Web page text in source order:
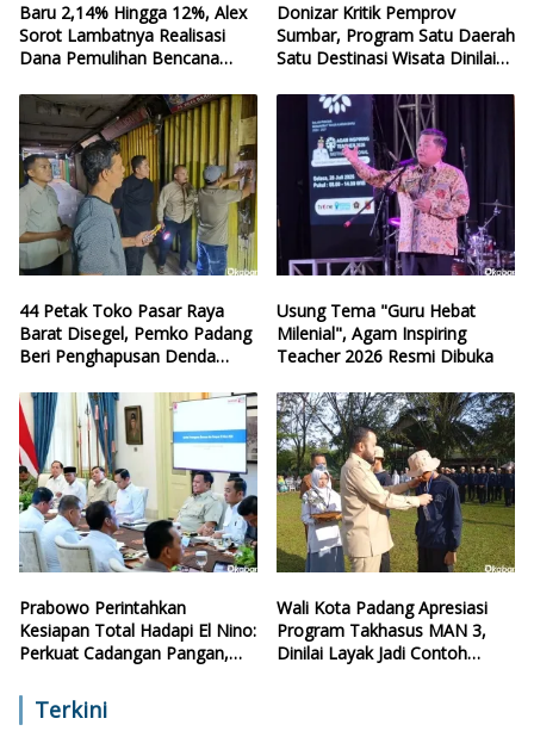
Baru 2,14% Hingga 12%, Alex
Sorot Lambatnya Realisasi
Dana Pemulihan Bencana
Donizar Kritik Pemprov
Sumbar, Program Satu Daerah
Satu Destinasi Wisata Dinilai
44 Petak Toko Pasar Raya
Barat Disegel, Pemko Padang
Beri Penghapusan Denda
Usung Tema "Guru Hebat
Milenial", Agam Inspiring
Teacher 2026 Resmi Dibuka
Prabowo Perintahkan
Kesiapan Total Hadapi El Nino:
Perkuat Cadangan Pangan,
Wali Kota Padang Apresiasi
Program Takhasus MAN 3,
Dinilai Layak Jadi Contoh
Terkini